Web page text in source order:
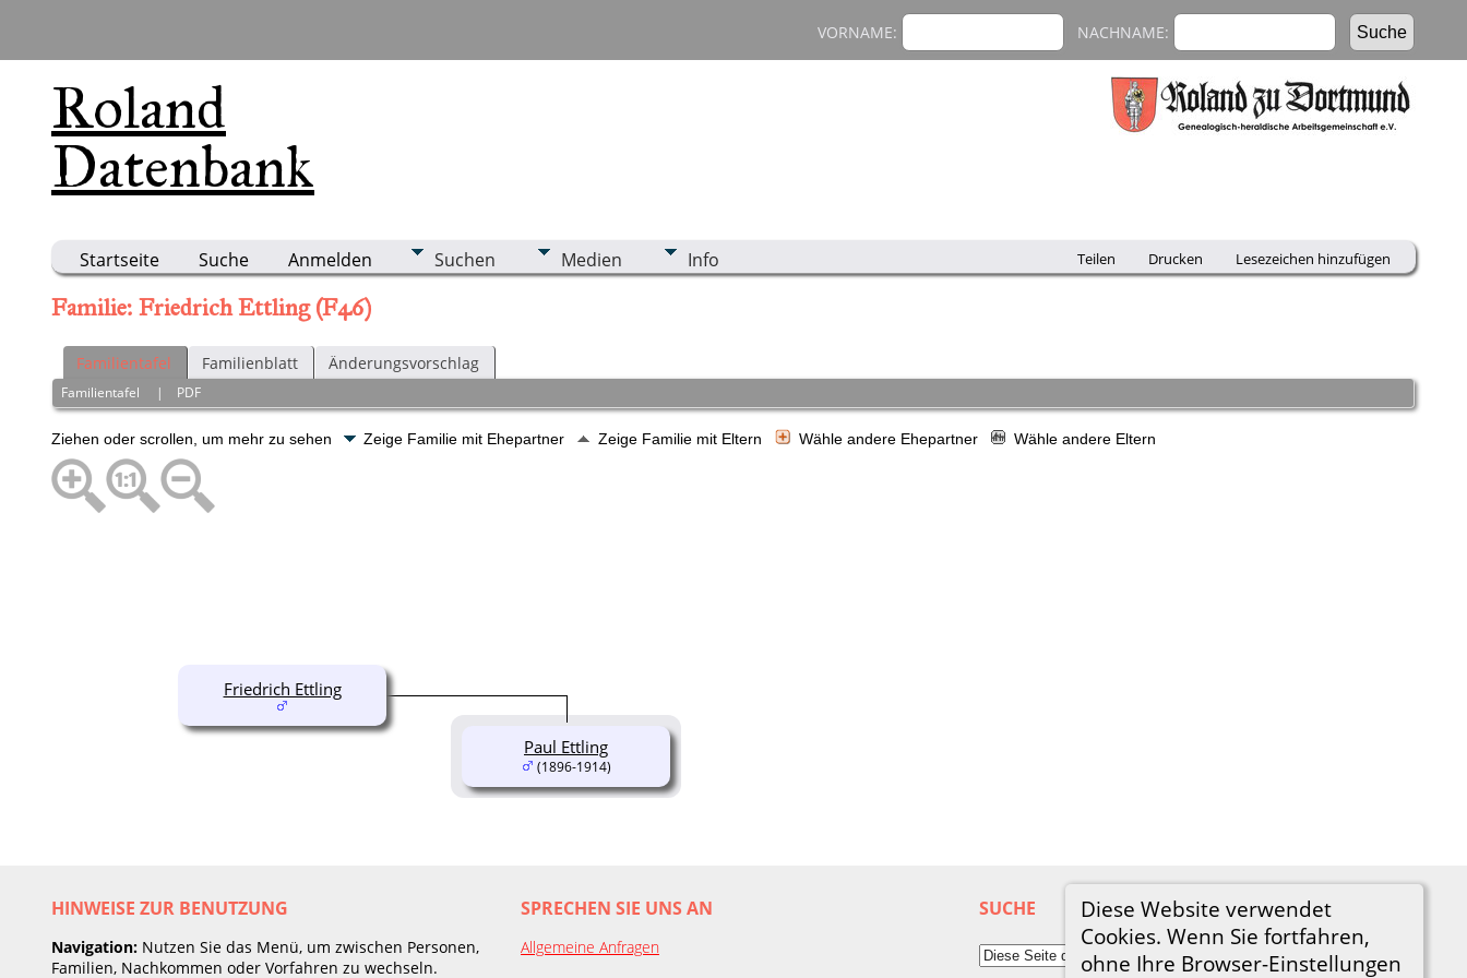
Roland
Datenbank
VORNAME: NACHNAME:
Startseite Suche Anmelden Suchen Medien Info Teilen Drucken Lesezeichen hinzufügen
Diese Website verwendet
Cookies. Wenn Sie fortfahren,
ohne Ihre Browser-Einstellungen
Familie: Friedrich Ettling (F46)
Familientafel Familienblatt Änderungsvorschlag
Familientafel | PDF
Ziehen oder scrollen, um mehr zu sehen Zeige Familie mit Ehepartner Zeige Familie mit Eltern Wähle andere Ehepartner Wähle andere Eltern
Friedrich Ettling
Paul Ettling
(1896-1914)
HINWEISE ZUR BENUTZUNG
Navigation: Nutzen Sie das Menü, um zwischen Personen,
Familien, Nachkommen oder Vorfahren zu wechseln.
SPRECHEN SIE UNS AN
Allgemeine Anfragen
SUCHE